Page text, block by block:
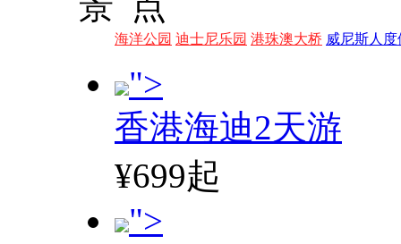
海洋公园 迪士尼乐园 港珠澳大桥 威尼斯人度
">
香港海迪2天游
¥699起
">